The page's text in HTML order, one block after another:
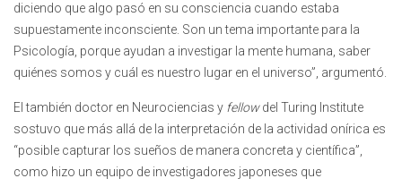
diciendo que algo pasó en su consciencia cuando estaba
supuestamente inconsciente. Son un tema importante para la
Psicología, porque ayudan a investigar la mente humana, saber
quiénes somos y cuál es nuestro lugar en el universo”, argumentó.
El también doctor en Neurociencias y fellowdel Turing Institute
sostuvo que más allá de la interpretación de la actividad onírica es
“posible capturar los sueños de manera concreta y científica”,
como hizo un equipo de investigadores japoneses que